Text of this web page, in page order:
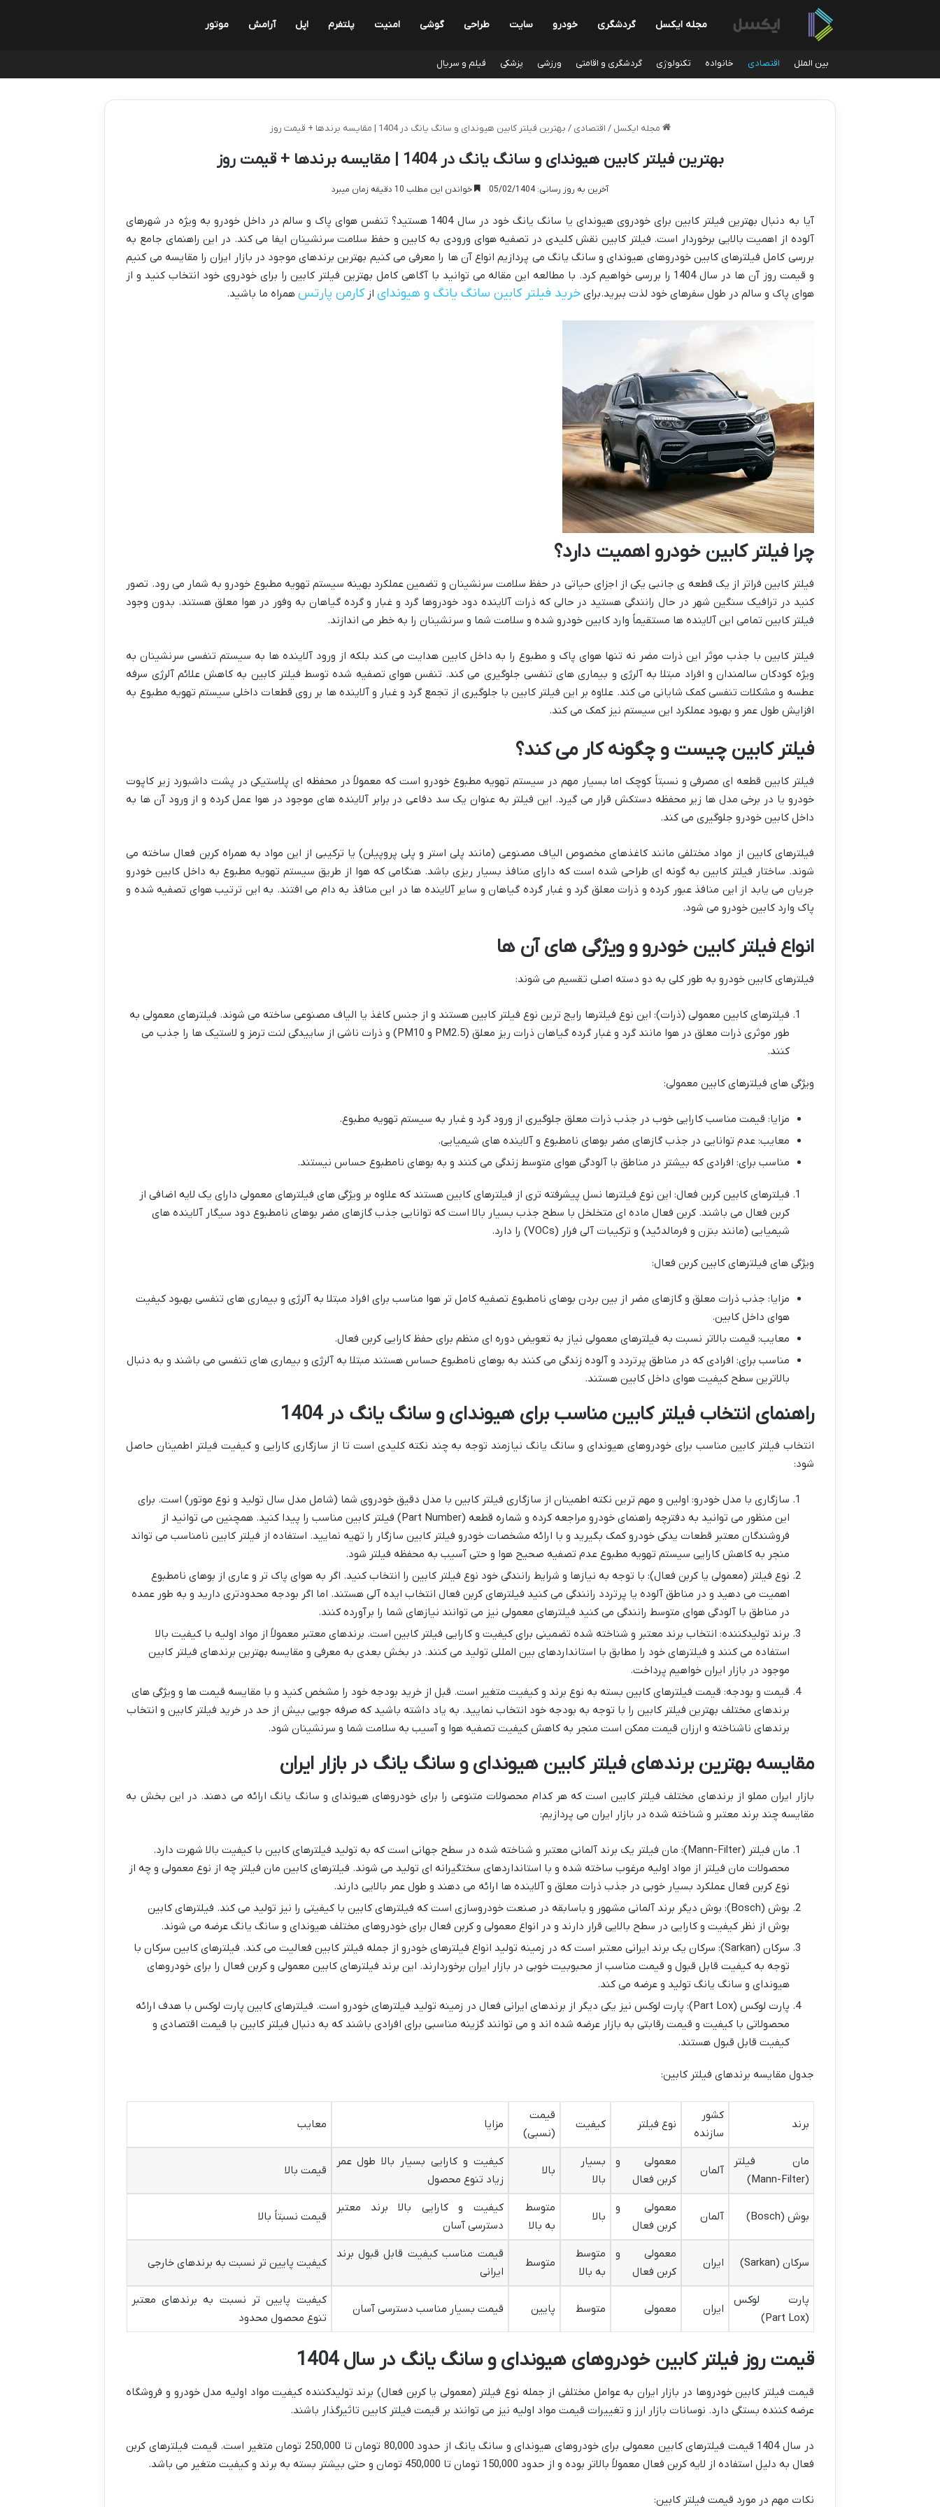
مجله ایکسل گردشگری خودرو سایت طراحی گوشی امنیت پلتفرم اپل آرامش موتور
بین الملل اقتصادی خانواده تکنولوژی گردشگری و اقامتی ورزشی پزشکی فیلم و سریال
مجله ایکسل / اقتصادی / بهترین فیلتر کابین هیوندای و سانگ یانگ در 1404 | مقایسه برندها + قیمت روز
بهترین فیلتر کابین هیوندای و سانگ یانگ در 1404 | مقایسه برندها + قیمت روز
آخرین به روز رسانی: 05/02/1404 خواندن این مطلب 10 دقیقه زمان میبرد
آیا به دنبال بهترین فیلتر کابین برای خودروی هیوندای یا سانگ یانگ خود در سال 1404 هستید؟ تنفس هوای پاک و سالم در داخل خودرو به ویژه در شهرهای
آلوده از اهمیت بالایی برخوردار است. فیلتر کابین نقش کلیدی در تصفیه هوای ورودی به کابین و حفظ سلامت سرنشینان ایفا می کند. در این راهنمای جامع به
بررسی کامل فیلترهای کابین خودروهای هیوندای و سانگ یانگ می پردازیم انواع آن ها را معرفی می کنیم بهترین برندهای موجود در بازار ایران را مقایسه می کنیم
و قیمت روز آن ها در سال 1404 را بررسی خواهیم کرد. با مطالعه این مقاله می توانید با آگاهی کامل بهترین فیلتر کابین را برای خودروی خود انتخاب کنید و از
هوای پاک و سالم در طول سفرهای خود لذت ببرید.برایخرید فیلتر کابین سانگ یانگ و هیوندای ازکارمن پارتس همراه ما باشید.
چرا فیلتر کابین خودرو اهمیت دارد؟
فیلتر کابین فراتر از یک قطعه ی جانبی یکی از اجزای حیاتی در حفظ سلامت سرنشینان و تضمین عملکرد بهینه سیستم تهویه مطبوع خودرو به شمار می رود. تصور
کنید در ترافیک سنگین شهر در حال رانندگی هستید در حالی که ذرات آلاینده دود خودروها گرد و غبار و گرده گیاهان به وفور در هوا معلق هستند. بدون وجود
فیلتر کابین تمامی این آلاینده ها مستقیماً وارد کابین خودرو شده و سلامت شما و سرنشینان را به خطر می اندازند.
فیلتر کابین با جذب موثر این ذرات مضر نه تنها هوای پاک و مطبوع را به داخل کابین هدایت می کند بلکه از ورود آلاینده ها به سیستم تنفسی سرنشینان به
ویژه کودکان سالمندان و افراد مبتلا به آلرژی و بیماری های تنفسی جلوگیری می کند. تنفس هوای تصفیه شده توسط فیلتر کابین به کاهش علائم آلرژی سرفه
عطسه و مشکلات تنفسی کمک شایانی می کند. علاوه بر این فیلتر کابین با جلوگیری از تجمع گرد و غبار و آلاینده ها بر روی قطعات داخلی سیستم تهویه مطبوع به
افزایش طول عمر و بهبود عملکرد این سیستم نیز کمک می کند.
فیلتر کابین چیست و چگونه کار می کند؟
فیلتر کابین قطعه ای مصرفی و نسبتاً کوچک اما بسیار مهم در سیستم تهویه مطبوع خودرو است که معمولاً در محفظه ای پلاستیکی در پشت داشبورد زیر کاپوت
خودرو یا در برخی مدل ها زیر محفظه دستکش قرار می گیرد. این فیلتر به عنوان یک سد دفاعی در برابر آلاینده های موجود در هوا عمل کرده و از ورود آن ها به
داخل کابین خودرو جلوگیری می کند.
فیلترهای کابین از مواد مختلفی مانند کاغذهای مخصوص الیاف مصنوعی (مانند پلی استر و پلی پروپیلن) یا ترکیبی از این مواد به همراه کربن فعال ساخته می
شوند. ساختار فیلتر کابین به گونه ای طراحی شده است که دارای منافذ بسیار ریزی باشد. هنگامی که هوا از طریق سیستم تهویه مطبوع به داخل کابین خودرو
جریان می یابد از این منافذ عبور کرده و ذرات معلق گرد و غبار گرده گیاهان و سایر آلاینده ها در این منافذ به دام می افتند. به این ترتیب هوای تصفیه شده و
پاک وارد کابین خودرو می شود.
انواع فیلتر کابین خودرو و ویژگی های آن ها
فیلترهای کابین خودرو به طور کلی به دو دسته اصلی تقسیم می شوند:
فیلترهای کابین معمولی (ذرات): این نوع فیلترها رایج ترین نوع فیلتر کابین هستند و از جنس کاغذ یا الیاف مصنوعی ساخته می شوند. فیلترهای معمولی به
طور موثری ذرات معلق در هوا مانند گرد و غبار گرده گیاهان ذرات ریز معلق (PM2.5 و PM10) و ذرات ناشی از ساییدگی لنت ترمز و لاستیک ها را جذب می
کنند.
ویژگی های فیلترهای کابین معمولی:
مزایا: قیمت مناسب کارایی خوب در جذب ذرات معلق جلوگیری از ورود گرد و غبار به سیستم تهویه مطبوع.
معایب: عدم توانایی در جذب گازهای مضر بوهای نامطبوع و آلاینده های شیمیایی.
مناسب برای: افرادی که بیشتر در مناطق با آلودگی هوای متوسط زندگی می کنند و به بوهای نامطبوع حساس نیستند.
فیلترهای کابین کربن فعال: این نوع فیلترها نسل پیشرفته تری از فیلترهای کابین هستند که علاوه بر ویژگی های فیلترهای معمولی دارای یک لایه اضافی از
کربن فعال می باشند. کربن فعال ماده ای متخلخل با سطح جذب بسیار بالا است که توانایی جذب گازهای مضر بوهای نامطبوع دود سیگار آلاینده های
شیمیایی (مانند بنزن و فرمالدئید) و ترکیبات آلی فرار (VOCs) را دارد.
ویژگی های فیلترهای کابین کربن فعال:
مزایا: جذب ذرات معلق و گازهای مضر از بین بردن بوهای نامطبوع تصفیه کامل تر هوا مناسب برای افراد مبتلا به آلرژی و بیماری های تنفسی بهبود کیفیت
هوای داخل کابین.
معایب: قیمت بالاتر نسبت به فیلترهای معمولی نیاز به تعویض دوره ای منظم برای حفظ کارایی کربن فعال.
مناسب برای: افرادی که در مناطق پرتردد و آلوده زندگی می کنند به بوهای نامطبوع حساس هستند مبتلا به آلرژی و بیماری های تنفسی می باشند و به دنبال
بالاترین سطح کیفیت هوای داخل کابین هستند.
راهنمای انتخاب فیلتر کابین مناسب برای هیوندای و سانگ یانگ در 1404
انتخاب فیلتر کابین مناسب برای خودروهای هیوندای و سانگ یانگ نیازمند توجه به چند نکته کلیدی است تا از سازگاری کارایی و کیفیت فیلتر اطمینان حاصل
شود:
سازگاری با مدل خودرو: اولین و مهم ترین نکته اطمینان از سازگاری فیلتر کابین با مدل دقیق خودروی شما (شامل مدل سال تولید و نوع موتور) است. برای
این منظور می توانید به دفترچه راهنمای خودرو مراجعه کرده و شماره قطعه (Part Number) فیلتر کابین مناسب را پیدا کنید. همچنین می توانید از
فروشندگان معتبر قطعات یدکی خودرو کمک بگیرید و با ارائه مشخصات خودرو فیلتر کابین سازگار را تهیه نمایید. استفاده از فیلتر کابین نامناسب می تواند
منجر به کاهش کارایی سیستم تهویه مطبوع عدم تصفیه صحیح هوا و حتی آسیب به محفظه فیلتر شود.
نوع فیلتر (معمولی یا کربن فعال): با توجه به نیازها و شرایط رانندگی خود نوع فیلتر کابین را انتخاب کنید. اگر به هوای پاک تر و عاری از بوهای نامطبوع
اهمیت می دهید و در مناطق آلوده یا پرتردد رانندگی می کنید فیلترهای کربن فعال انتخاب ایده آلی هستند. اما اگر بودجه محدودتری دارید و به طور عمده
در مناطق با آلودگی هوای متوسط رانندگی می کنید فیلترهای معمولی نیز می توانند نیازهای شما را برآورده کنند.
برند تولیدکننده: انتخاب برند معتبر و شناخته شده تضمینی برای کیفیت و کارایی فیلتر کابین است. برندهای معتبر معمولاً از مواد اولیه با کیفیت بالا
استفاده می کنند و فیلترهای خود را مطابق با استانداردهای بین المللی تولید می کنند. در بخش بعدی به معرفی و مقایسه بهترین برندهای فیلتر کابین
موجود در بازار ایران خواهیم پرداخت.
قیمت و بودجه: قیمت فیلترهای کابین بسته به نوع برند و کیفیت متغیر است. قبل از خرید بودجه خود را مشخص کنید و با مقایسه قیمت ها و ویژگی های
برندهای مختلف بهترین فیلتر کابین را با توجه به بودجه خود انتخاب نمایید. به یاد داشته باشید که صرفه جویی بیش از حد در خرید فیلتر کابین و انتخاب
برندهای ناشناخته و ارزان قیمت ممکن است منجر به کاهش کیفیت تصفیه هوا و آسیب به سلامت شما و سرنشینان شود.
مقایسه بهترین برندهای فیلتر کابین هیوندای و سانگ یانگ در بازار ایران
بازار ایران مملو از برندهای مختلف فیلتر کابین است که هر کدام محصولات متنوعی را برای خودروهای هیوندای و سانگ یانگ ارائه می دهند. در این بخش به
مقایسه چند برند معتبر و شناخته شده در بازار ایران می پردازیم:
مان فیلتر (Mann-Filter): مان فیلتر یک برند آلمانی معتبر و شناخته شده در سطح جهانی است که به تولید فیلترهای کابین با کیفیت بالا شهرت دارد.
محصولات مان فیلتر از مواد اولیه مرغوب ساخته شده و با استانداردهای سختگیرانه ای تولید می شوند. فیلترهای کابین مان فیلتر چه از نوع معمولی و چه از
نوع کربن فعال عملکرد بسیار خوبی در جذب ذرات معلق و آلاینده ها ارائه می دهند و طول عمر بالایی دارند.
بوش (Bosch): بوش دیگر برند آلمانی مشهور و باسابقه در صنعت خودروسازی است که فیلترهای کابین با کیفیتی را نیز تولید می کند. فیلترهای کابین
بوش از نظر کیفیت و کارایی در سطح بالایی قرار دارند و در انواع معمولی و کربن فعال برای خودروهای مختلف هیوندای و سانگ یانگ عرضه می شوند.
سرکان (Sarkan): سرکان یک برند ایرانی معتبر است که در زمینه تولید انواع فیلترهای خودرو از جمله فیلتر کابین فعالیت می کند. فیلترهای کابین سرکان با
توجه به کیفیت قابل قبول و قیمت مناسب از محبوبیت خوبی در بازار ایران برخوردارند. این برند فیلترهای کابین معمولی و کربن فعال را برای خودروهای
هیوندای و سانگ یانگ تولید و عرضه می کند.
پارت لوکس (Part Lox): پارت لوکس نیز یکی دیگر از برندهای ایرانی فعال در زمینه تولید فیلترهای خودرو است. فیلترهای کابین پارت لوکس با هدف ارائه
محصولاتی با کیفیت و قیمت رقابتی به بازار عرضه شده اند و می توانند گزینه مناسبی برای افرادی باشند که به دنبال فیلتر کابین با قیمت اقتصادی و
کیفیت قابل قبول هستند.
جدول مقایسه برندهای فیلتر کابین:
برند
کشور
سازنده
نوع فیلتر کیفیت
قیمت
(نسبی)
مزایا معایب
مان فیلتر
(Mann-Filter)
آلمان
معمولی و
کربن فعال
بسیار
بالا
بالا
کیفیت و کارایی بسیار بالا طول عمر
زیاد تنوع محصول
قیمت بالا
بوش (Bosch) آلمان
معمولی و
کربن فعال
بالا
متوسط
به بالا
کیفیت و کارایی بالا برند معتبر
دسترسی آسان
قیمت نسبتاً بالا
سرکان (Sarkan) ایران
معمولی و
کربن فعال
متوسط
به بالا
متوسط
قیمت مناسب کیفیت قابل قبول برند
ایرانی
کیفیت پایین تر نسبت به برندهای خارجی
پارت لوکس
(Part Lox)
ایران معمولی متوسط پایین قیمت بسیار مناسب دسترسی آسان
کیفیت پایین تر نسبت به برندهای معتبر
تنوع محصول محدود
قیمت روز فیلتر کابین خودروهای هیوندای و سانگ یانگ در سال 1404
قیمت فیلتر کابین خودروها در بازار ایران به عوامل مختلفی از جمله نوع فیلتر (معمولی یا کربن فعال) برند تولیدکننده کیفیت مواد اولیه مدل خودرو و فروشگاه
عرضه کننده بستگی دارد. نوسانات بازار ارز و تغییرات قیمت مواد اولیه نیز می توانند بر قیمت فیلتر کابین تاثیرگذار باشند.
در سال 1404 قیمت فیلترهای کابین معمولی برای خودروهای هیوندای و سانگ یانگ از حدود 80,000 تومان تا 250,000 تومان متغیر است. قیمت فیلترهای کربن
فعال به دلیل استفاده از لایه کربن فعال معمولاً بالاتر بوده و از حدود 150,000 تومان تا 450,000 تومان و حتی بیشتر بسته به برند و کیفیت متغیر می باشد.
نکات مهم در مورد قیمت فیلتر کابین: